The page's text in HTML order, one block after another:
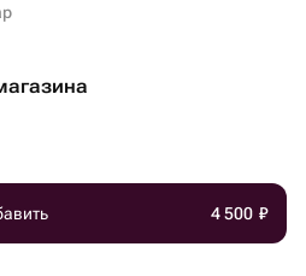
4 500 ₽